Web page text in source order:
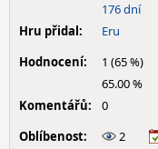
176 dní
Hru přidal:
Eru
Hodnocení:
1 (65 %)
65.00 %
Komentářů:
0
Oblíbenost:
2